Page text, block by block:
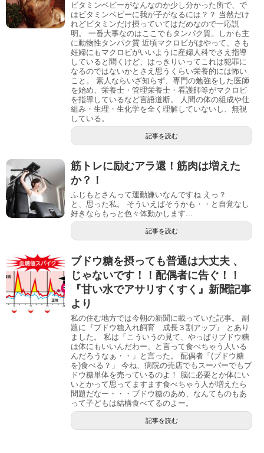
ビタミンベビーがなんなのか少し分かった所で、で
はビタミンベビーに我が子がなるには？？ 当然だけ
れどビタミンだけ摂っていてはだめなので一応説
明。 一番大事なのはここでもタンパク質。しかも主
に動物性タンパク質 近頃マクロビがはやって、さも
妊婦にもマクロビがいいように産婦人科でさえ指導
していると聞くけど、はっきりいってこれは犯罪に
なるのではないかとさえ思うくらい栄養的には怖い
こと。 素人ならいざ知らず、専門の勉強をした医師
を始め、栄養士・管理栄養士・看護師等がマクロビ
を指導しているなど言語道断。 人間の体の組成や仕
組み・生理・生化学を全く理解していないし、無視
している。
記事を読む
筋トレに励むアラ還！筋肉は増えた
か？！
ふじもとさんって運動嫌いなんですね えっ？
と、思った私。 そういえばそうかも・・と自覚なし
好きならもっと色々体動かします...
記事を読む
ブドウ糖を摂っても普通は大丈夫 、
じゃないです！！配偶者に告ぐ！！
『甘い水でアサリすくすく』新聞記事
より
私の住む地方では今朝の新聞に載っていた記事。 副
題に『ブドウ糖入れ飼育 成長３割アップ』 とあり
ました。 私は「こういうの見て、やっぱりブドウ糖
は体にもいいんだわー、と言って食べちゃう人いる
んだろうなぁ・・」と言った。 配偶者「(ブドウ糖
を)食べる？」 今ね、病院の売店でもスーパーでもブ
ドウ糖単体を売っているのよ！ 脳に必要とか体にい
いとかって思ってますます食べちゃう人が増えたら
問題だなー・・・ブドウ糖のあめ、なんてものもあ
って子どもは結構食べてるのよー。
記事を読む